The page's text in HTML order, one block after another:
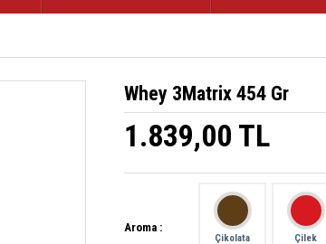
Whey 3Matrix 454 Gr
1.839,00 TL
Aroma :
Çikolata Çilek